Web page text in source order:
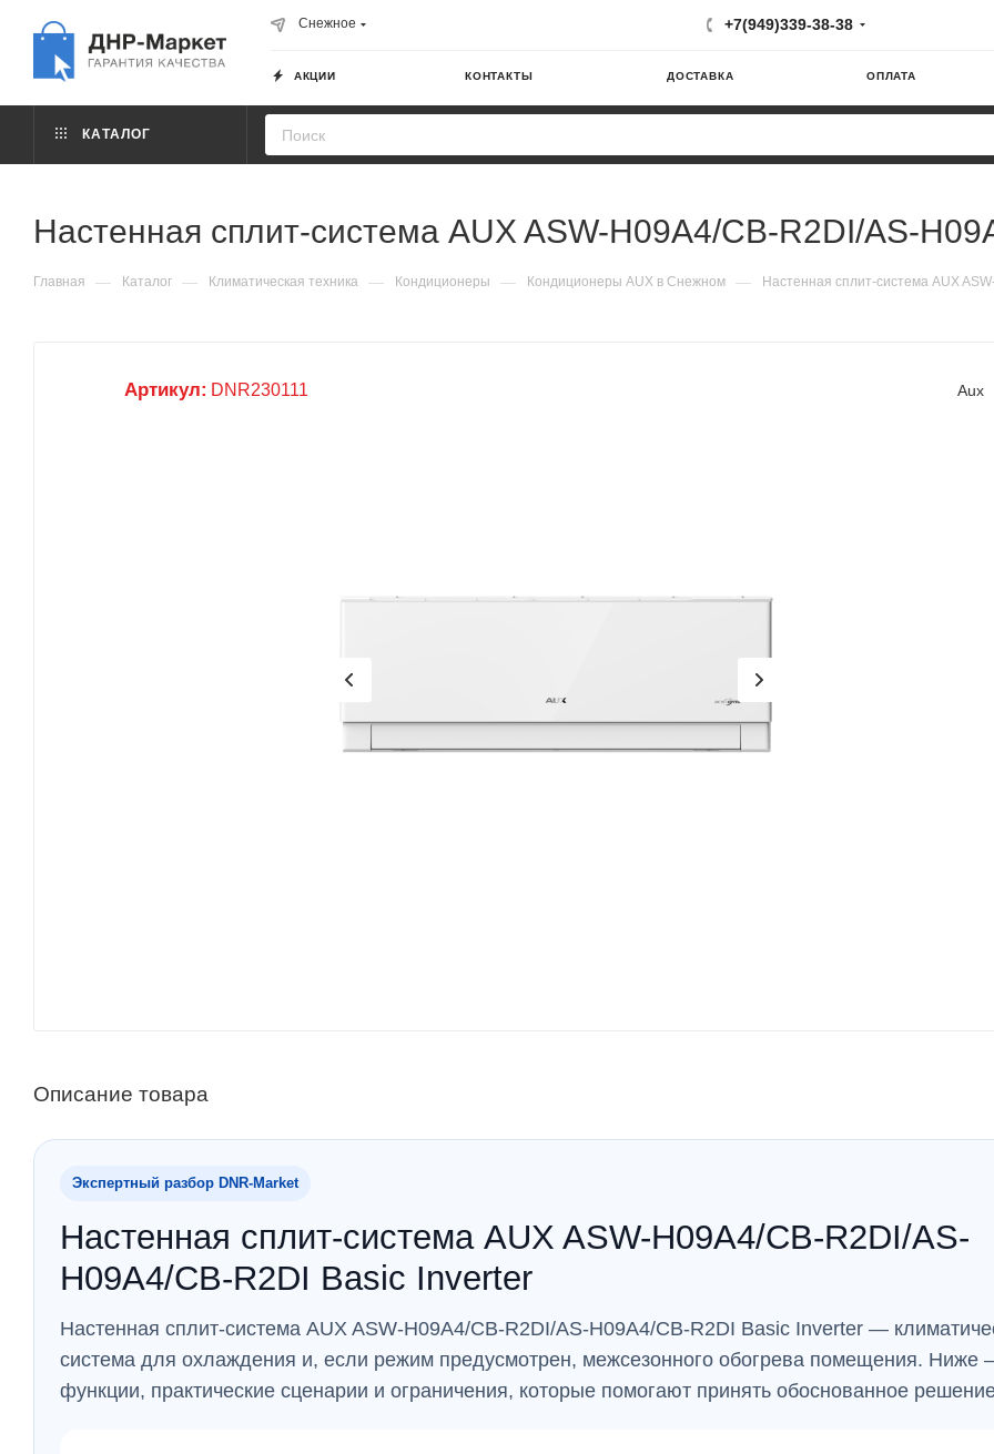
Снежное +7(949)339-38-38
АКЦИИ КОНТАКТЫ ДОСТАВКА ОПЛАТА
КАТАЛОГ
Настенная сплит-система AUX ASW-H09A4/CB-R2DI/AS-
Главная — Каталог — Климатическая техника — Кондиционеры — Кондиционеры AUX в Снежном — Настенная сплит-система AUX
Артикул: DNR230111 Aux
Описание товара
Экспертный разбор DNR‑Market
Настенная сплит-система AUX ASW-H09A4/CB-R2DI/AS-
H09A4/CB-R2DI Basic Inverter
Настенная сплит-система AUX ASW-H09A4/CB-R2DI/AS-H09A4/CB-R2DI Basic Inverter —
система для охлаждения и, если режим предусмотрен, межсезонного обогрева помещения. Ниже
функции, практические сценарии и ограничения, которые помогают принять обоснованное